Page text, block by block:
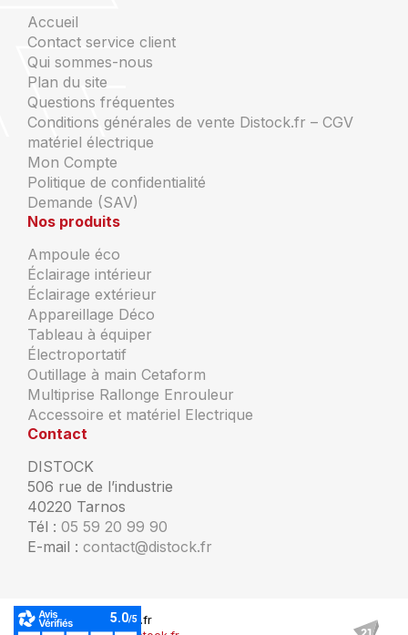
Accueil
Contact service client
Qui sommes-nous
Plan du site
Questions fréquentes
Conditions générales de vente Distock.fr – CGV
matériel électrique
Mon Compte
Politique de confidentialité
Demande (SAV)
Nos produits
Ampoule éco
Éclairage intérieur
Éclairage extérieur
Appareillage Déco
Tableau à équiper
Électroportatif
Outillage à main Cetaform
Multiprise Rallonge Enrouleur
Accessoire et matériel Electrique
Contact
DISTOCK
506 rue de l’industrie
40220 Tarnos
Tél : 05 59 20 99 90
E-mail : contact@distock.fr
© Copyright Distock.fr